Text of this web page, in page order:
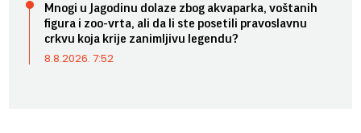
Mnogi u Jagodinu dolaze zbog akvaparka, voštanih
figura i zoo-vrta, ali da li ste posetili pravoslavnu
crkvu koja krije zanimljivu legendu?
8.8.2026. 7:52